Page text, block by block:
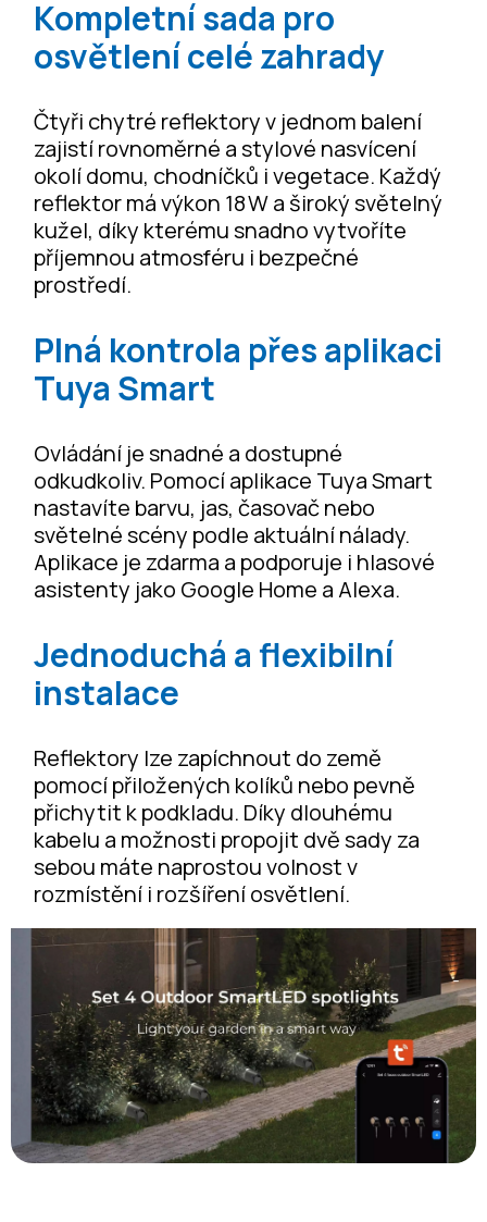
Kompletní sada pro
osvětlení celé zahrady
Čtyři chytré reflektory v jednom balení
zajistí rovnoměrné a stylové nasvícení
okolí domu, chodníčků i vegetace. Každý
reflektor má výkon 18 W a široký světelný
kužel, díky kterému snadno vytvoříte
příjemnou atmosféru i bezpečné
prostředí.
Plná kontrola přes aplikaci
Tuya Smart
Ovládání je snadné a dostupné
odkudkoliv. Pomocí aplikace Tuya Smart
nastavíte barvu, jas, časovač nebo
světelné scény podle aktuální nálady.
Aplikace je zdarma a podporuje i hlasové
asistenty jako Google Home a Alexa.
Jednoduchá a flexibilní
instalace
Reflektory lze zapíchnout do země
pomocí přiložených kolíků nebo pevně
přichytit k podkladu. Díky dlouhému
kabelu a možnosti propojit dvě sady za
sebou máte naprostou volnost v
rozmístění i rozšíření osvětlení.